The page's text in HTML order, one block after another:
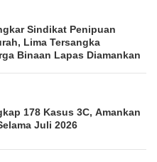
Sindikat Penipuan
Lima Tersangka
Binaan Lapas Diamankan
178 Kasus 3C, Amankan
Juli 2026